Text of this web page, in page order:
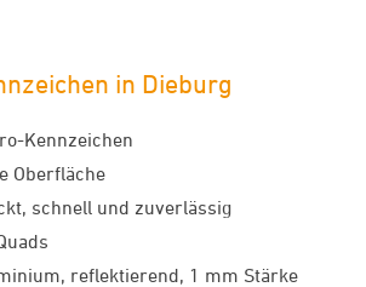
in Dieburg
Kennzeichen
Oberfläche
schnell und zuverlässig
reflektierend, 1 mm Stärke